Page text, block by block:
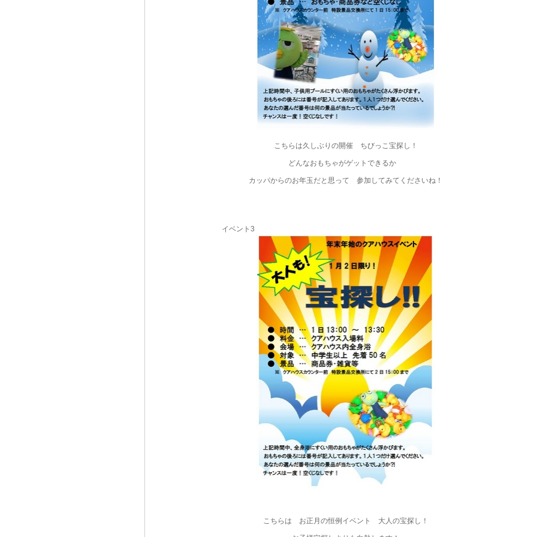
こちらは久しぶりの開催 ちびっこ宝探し！
どんなおもちゃがゲットできるか
カッパからのお年玉だと思って 参加してみてくださいね！
イベント3
こちらは お正月の恒例イベント 大人の宝探し！